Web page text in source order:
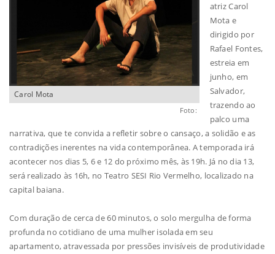
Carol Mota
Foto:
atriz Carol
Mota e
dirigido por
Rafael Fontes,
estreia em
junho, em
Salvador,
trazendo ao
palco uma
narrativa, que te convida a refletir sobre o cansaço, a solidão e as
contradições inerentes na vida contemporânea. A temporada irá
acontecer nos dias 5, 6 e 12 do próximo mês, às 19h. Já no dia 13,
será realizado às 16h, no Teatro SESI Rio Vermelho, localizado na
capital baiana.
Com duração de cerca de 60 minutos, o solo mergulha de forma
profunda no cotidiano de uma mulher isolada em seu
apartamento, atravessada por pressões invisíveis de produtividade